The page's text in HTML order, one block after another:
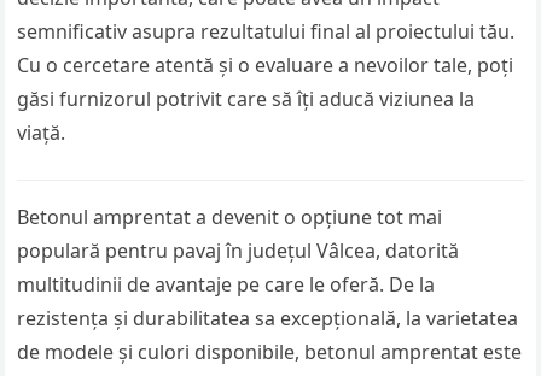
semnificativ asupra rezultatului final al proiectului tău.
Cu o cercetare atentă și o evaluare a nevoilor tale, poți
găsi furnizorul potrivit care să îți aducă viziunea la
viață.
Betonul amprentat a devenit o opțiune tot mai
populară pentru pavaj în județul Vâlcea, datorită
multitudinii de avantaje pe care le oferă. De la
rezistența și durabilitatea sa excepțională, la varietatea
de modele și culori disponibile, betonul amprentat este